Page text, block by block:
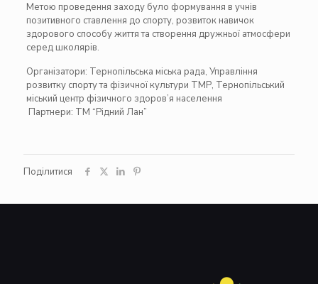
Метою проведення заходу було формування в учнів
позитивного ставлення до спорту, розвиток навичок
здорового способу життя та створення дружньої атмосфери
серед школярів.
Організатори: Тернопільська міська рада, Управління
розвитку спорту та фізичної культури ТМР, Тернопільський
міський центр фізичного здоров’я населення
Партнери: ТМ “Рідний Лан”
Поділитися